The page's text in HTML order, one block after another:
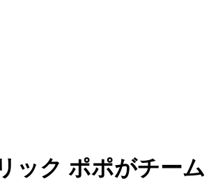
ック ポポがチーム